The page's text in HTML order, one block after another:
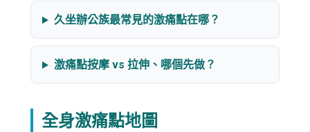
久坐辦公族最常見的激痛點在哪？
激痛點按摩 vs 拉伸、哪個先做？
全身激痛點地圖